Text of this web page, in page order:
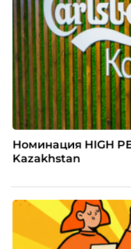
Номинация HIGH
Kazakhstan